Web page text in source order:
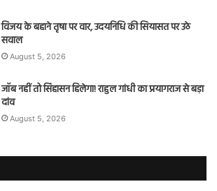
विजय के बहाने तृषा पर वार, उदयनिधि की सियासत पर उठे
सवाल
August 5, 2026
जॉब नहीं तो सिंहासन हिलेगा! राहुल गांधी का प्रयागराज से बड़ा
दांव
August 5, 2026